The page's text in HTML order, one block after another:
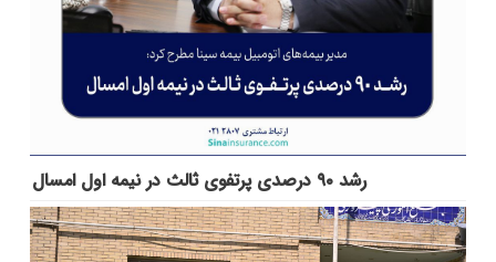
رشد ۹۰ درصدی پرتفوی ثالث در نیمه اول امسال